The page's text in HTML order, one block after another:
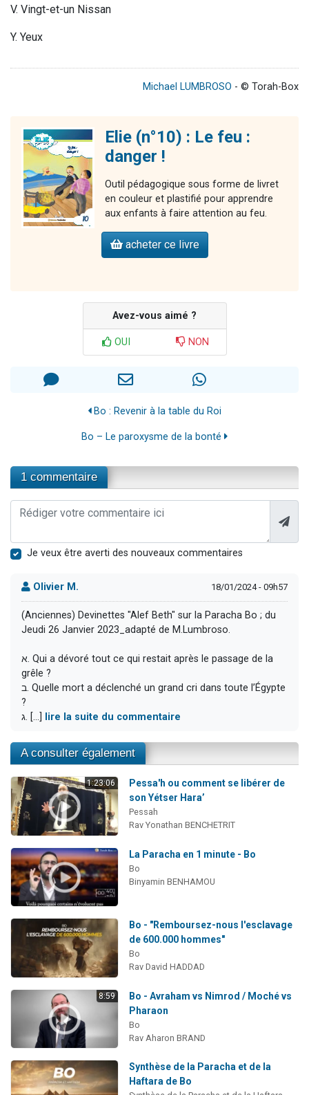
V. Vingt-et-un Nissan
Y. Yeux
Michael LUMBROSO - © Torah-Box
Elie (n°10) : Le feu :
danger !
Outil pédagogique sous forme de livret
en couleur et plastifié pour apprendre
aux enfants à faire attention au feu.
acheter ce livre
Avez-vous aimé ?
OUI NON
Bo : Revenir à la table du Roi
Bo – Le paroxysme de la bonté
1 commentaire
Je veux être averti des nouveaux commentaires
Olivier M. 18/01/2024 - 09h57
(Anciennes) Devinettes "Alef Beth" sur la Paracha Bo ; du
Jeudi 26 Janvier 2023_adapté de M.Lumbroso.
א. Qui a dévoré tout ce qui restait après le passage de la
grêle ?
ב. Quelle mort a déclenché un grand cri dans toute l’Égypte
?
ג. [...] lire la suite du commentaire
A consulter également
1:23:06
Pessa'h ou comment se libérer de
son Yétser Hara’
Pessah
Rav Yonathan BENCHETRIT
La Paracha en 1 minute - Bo
Bo
Binyamin BENHAMOU
Bo - "Remboursez-nous l'esclavage
de 600.000 hommes"
Bo
Rav David HADDAD
8:59
Bo - Avraham vs Nimrod / Moché vs
Pharaon
Bo
Rav Aharon BRAND
Synthèse de la Paracha et de la
Haftara de Bo